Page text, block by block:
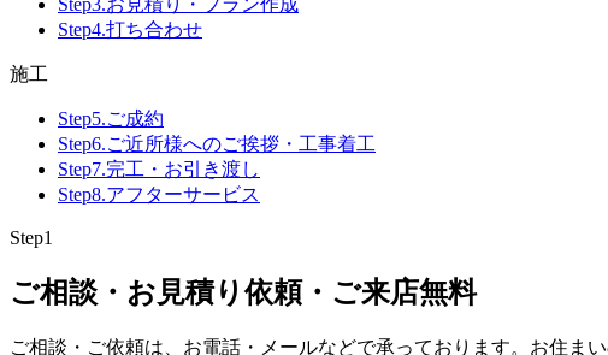
Step4.打ち合わせ
施工
Step5.ご成約
Step6.ご近所様へのご挨拶・工事着工
Step7.完工・お引き渡し
Step8.アフターサービス
Step1
ご相談・お見積り依頼・ご来店無料
ご相談・ご依頼は、お電話・メールなどで承っております。お住ま